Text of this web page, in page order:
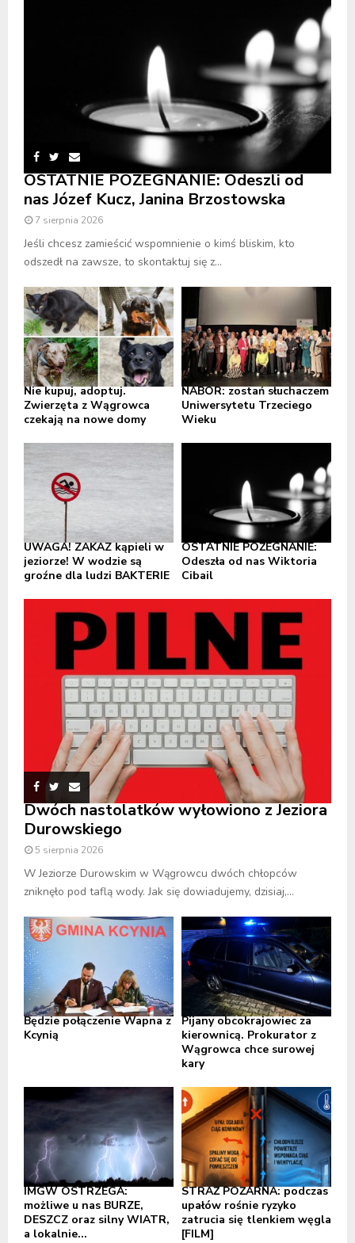
OSTATNIE POŻEGNANIE: Odeszli od
nas Józef Kucz, Janina Brzostowska
7 sierpnia 2026
Jeśli chcesz zamieścić wspomnienie o kimś bliskim, kto
odszedł na zawsze, to skontaktuj się z...
Nie kupuj, adoptuj.
Zwierzęta z Wągrowca
czekają na nowe domy
NABÓR: zostań słuchaczem
Uniwersytetu Trzeciego
Wieku
UWAGA! ZAKAZ kąpieli w
jeziorze! W wodzie są
groźne dla ludzi BAKTERIE
OSTATNIE POŻEGNANIE:
Odeszła od nas Wiktoria
Cibail
Dwóch nastolatków wyłowiono z Jeziora
Durowskiego
5 sierpnia 2026
W Jeziorze Durowskim w Wągrowcu dwóch chłopców
zniknęło pod taflą wody. Jak się dowiadujemy, dzisiaj,...
Będzie połączenie Wapna z
Kcynią
Pijany obcokrajowiec za
kierownicą. Prokurator z
Wągrowca chce surowej
kary
IMGW OSTRZEGA:
możliwe u nas BURZE,
DESZCZ oraz silny WIATR,
a lokalnie...
STRAŻ POŻARNA: podczas
upałów rośnie ryzyko
zatrucia się tlenkiem węgla
[FILM]